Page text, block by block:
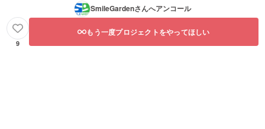
SmileGardenさんへアンコール
9
もう一度プロジェクトをやってほしい